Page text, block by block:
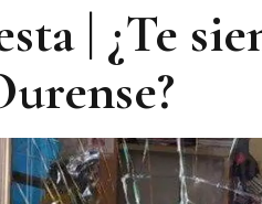
| ¿Te